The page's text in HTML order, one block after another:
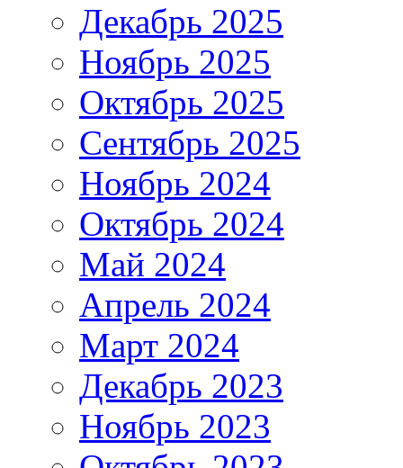
Декабрь 2025
Ноябрь 2025
Октябрь 2025
Сентябрь 2025
Ноябрь 2024
Октябрь 2024
Май 2024
Апрель 2024
Март 2024
Декабрь 2023
Ноябрь 2023